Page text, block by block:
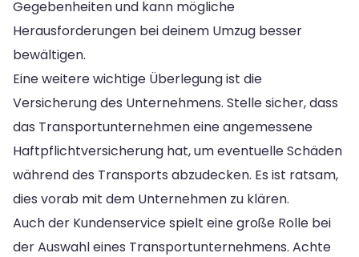
Gegebenheiten und kann mögliche
Herausforderungen bei deinem Umzug besser
bewältigen.
Eine weitere wichtige Überlegung ist die
Versicherung des Unternehmens. Stelle sicher, dass
das Transportunternehmen eine angemessene
Haftpflichtversicherung hat, um eventuelle Schäden
während des Transports abzudecken. Es ist ratsam,
dies vorab mit dem Unternehmen zu klären.
Auch der Kundenservice spielt eine große Rolle bei
der Auswahl eines Transportunternehmens. Achte